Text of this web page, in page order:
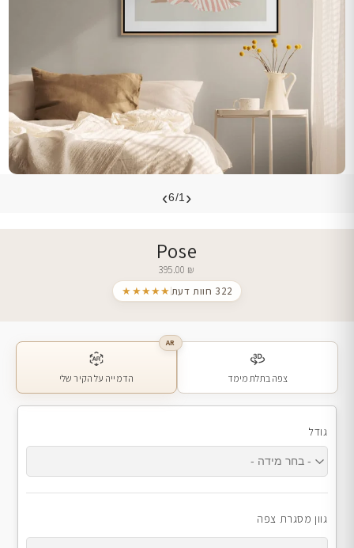
‹
6/1
›
Pose
395.00 ₪
★★★★★
322 חוות דעת
צפה בתלת מימד
AR
הדמייה על הקיר שלי
גודל
גוון מסגרת צפה